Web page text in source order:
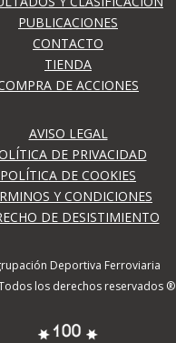
PUBLICACIONES
CONTACTO
TIENDA
DE ACCIONES
AVISO LEGAL
DE PRIVACIDAD
POLÍTICA DE COOKIES
Y CONDICIONES
DE DESISTIMIENTO
Deportiva Ferroviaria
los derechos reservados ®